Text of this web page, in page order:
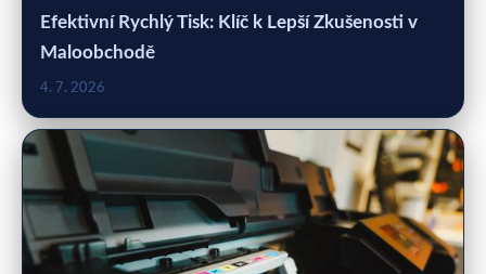
Efektivní Rychlý Tisk: Klíč k Lepší Zkušenosti v
Maloobchodě
4. 7. 2026